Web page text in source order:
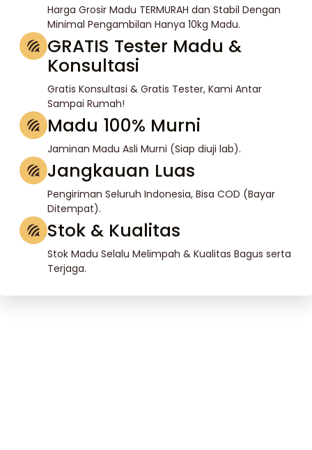
Harga Grosir Madu TERMURAH dan Stabil Dengan
Minimal Pengambilan Hanya 10kg Madu.
GRATIS Tester Madu &
Konsultasi
Gratis Konsultasi & Gratis Tester, Kami Antar
Sampai Rumah!
Madu 100% Murni
Jaminan Madu Asli Murni (Siap diuji lab).
Jangkauan Luas
Pengiriman Seluruh Indonesia, Bisa COD (Bayar
Ditempat).
Stok & Kualitas
Stok Madu Selalu Melimpah & Kualitas Bagus serta
Terjaga.